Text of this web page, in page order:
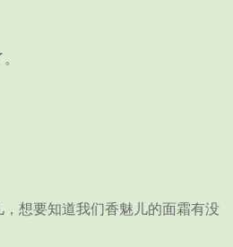
想要知道我们香魅儿的面霜有没